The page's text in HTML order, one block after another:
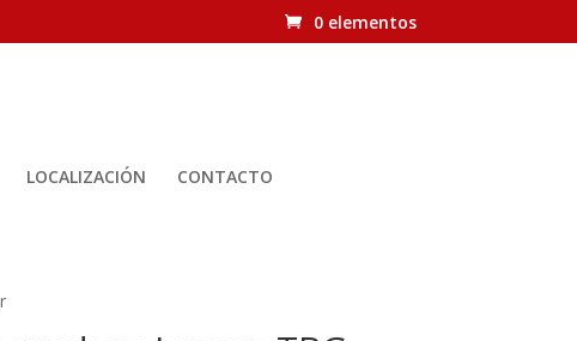
0 elementos
LOCALIZACIÓN CONTACTO